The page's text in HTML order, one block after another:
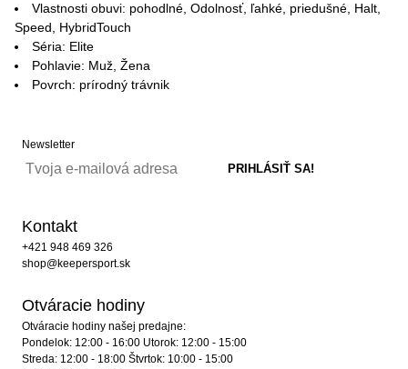
Vlastnosti obuvi: pohodlné, Odolnosť, ľahké, priedušné, Halt,
Speed, HybridTouch
Séria: Elite
Pohlavie: Muž, Žena
Povrch: prírodný trávnik
Newsletter
Kontakt
+421 948 469 326
shop@keepersport.sk
Otváracie hodiny
Otváracie hodiny našej predajne:
Pondelok: 12:00 - 16:00 Utorok: 12:00 - 15:00
Streda: 12:00 - 18:00 Štvrtok: 10:00 - 15:00